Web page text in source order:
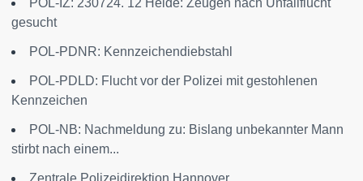
POL-IZ: 230724. 12 Heide: Zeugen nach Unfallflucht
gesucht
POL-PDNR: Kennzeichendiebstahl
POL-PDLD: Flucht vor der Polizei mit gestohlenen
Kennzeichen
POL-NB: Nachmeldung zu: Bislang unbekannter Mann
stirbt nach einem...
Zentrale Polizeidirektion Hannover